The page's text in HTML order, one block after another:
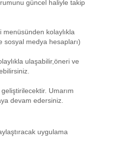
güncel haliyle takip
kolaylıkla
sosyal medya hesapları)
ulaşabilir,öneri ve
Umarım
devam edersiniz.
uygulama